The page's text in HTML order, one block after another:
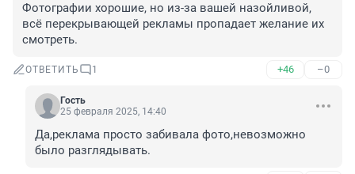
Фотографии хорошие, но из-за вашей назойливой,
всё перекрывающей рекламы пропадает желание их
смотреть.
ОТВЕТИТЬ 1 +46 –0
Гость
25 февраля 2025, 14:40
Да,реклама просто забивала фото,невозможно
было разглядывать.